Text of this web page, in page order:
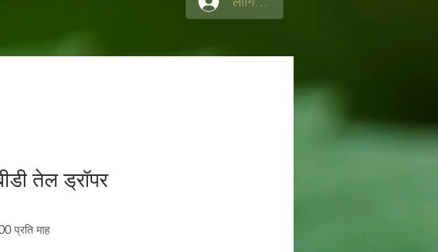
तेल ड्रॉपर
मूल्य
प्रति माह